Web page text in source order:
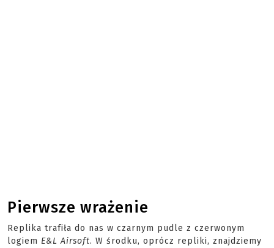
Pierwsze wrażenie
Replika trafiła do nas w czarnym pudle z czerwonym
logiem E&LAirsoft. W środku, oprócz repliki, znajdziemy